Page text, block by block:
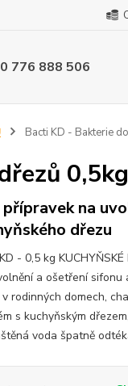
776 888 506
Bacti KD - Bakterie
0,5kg
přípravek na
dřezu
- 0,5 kg
a ošetření sifonu
rodinných domech,
s kuchyňským
voda špatně